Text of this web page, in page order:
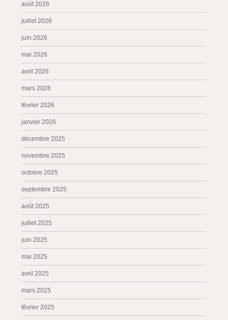
août 2026
juillet 2026
juin 2026
mai 2026
avril 2026
mars 2026
février 2026
janvier 2026
décembre 2025
novembre 2025
octobre 2025
septembre 2025
août 2025
juillet 2025
juin 2025
mai 2025
avril 2025
mars 2025
février 2025